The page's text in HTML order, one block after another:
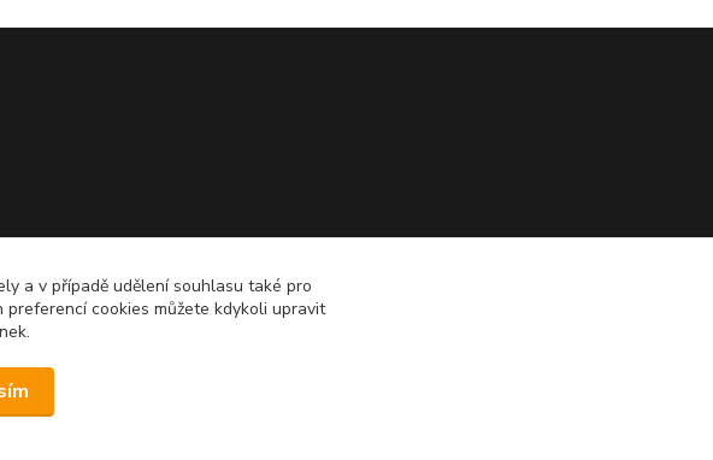
a v případě udělení souhlasu také pro
cookies můžete kdykoli upravit